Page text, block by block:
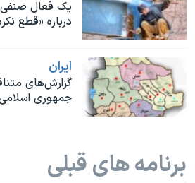
نرگس محمدی برنده جایزه نوبل صلح
صفحه‌های ویژه
سفر پرزیدنت ترامپ به چین
یک فعال صنفی
درباره «قطع
ايران
گزارش‌های
جمهوری
برنامه های قبلی